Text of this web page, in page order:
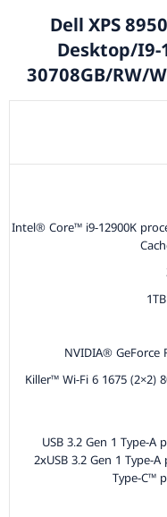
מחשב גיימינג/תחנת עבודה Dell XPS 8950
Desktop/I9-
30708GB/RW/
Intel® Core™ i9-12900K
NVIDIA® GeForce
Killer™ Wi-Fi 6 1675 (2×2)
USB 3.2 Gen 1 Type-
2xUSB 3.2 Gen 1 Type-
Type-C™